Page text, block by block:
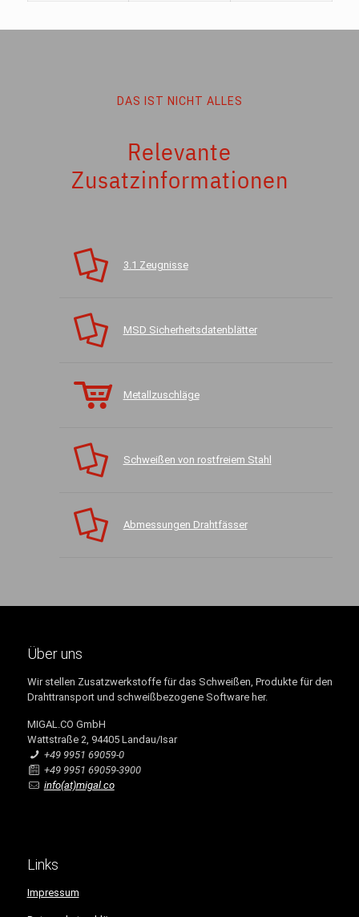
DAS IST NICHT ALLES
Relevante
Zusatzinformationen
3.1 Zeugnisse
MSD Sicherheitsdatenblätter
Metallzuschläge
Schweißen von rostfreiem Stahl
Abmessungen Drahtfässer
Über uns
Wir stellen Zusatzwerkstoffe für das Schweißen, Produkte für den
Drahttransport und schweißbezogene Software her.
MIGAL.CO GmbH
Wattstraße 2, 94405 Landau/Isar
+49 9951 69059-0
+49 9951 69059-3900
info(at)migal.co
Links
Impressum